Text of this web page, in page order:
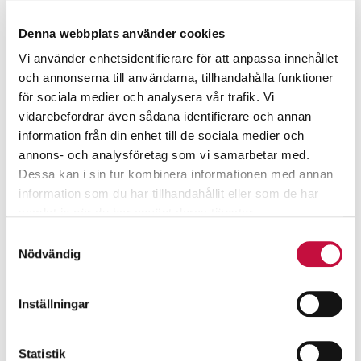
Denna webbplats använder cookies
Vi använder enhetsidentifierare för att anpassa innehållet
och annonserna till användarna, tillhandahålla funktioner
för sociala medier och analysera vår trafik. Vi
vidarebefordrar även sådana identifierare och annan
information från din enhet till de sociala medier och
annons- och analysföretag som vi samarbetar med.
Dessa kan i sin tur kombinera informationen med annan
information som du har tillhandahållit eller som de har
Nödvändig
Inställningar
Statistik